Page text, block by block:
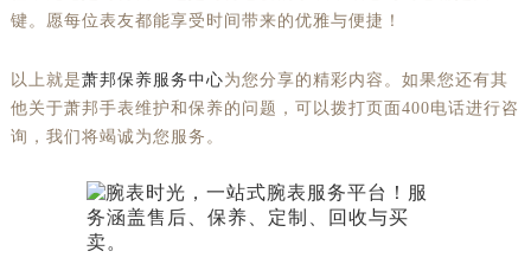
键。愿每位表友都能享受时间带来的优雅与便捷！
以上就是萧邦保养服务中心为您分享的精彩内容。如果您还有其
他关于萧邦手表维护和保养的问题，可以拨打页面400电话进行咨
询，我们将竭诚为您服务。